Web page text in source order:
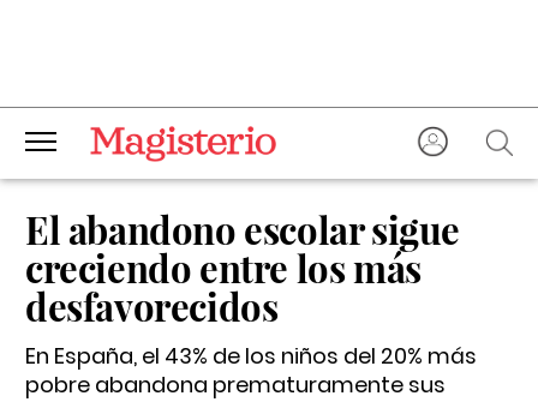
El abandono escolar sigue
creciendo entre los más
desfavorecidos
En España, el 43% de los niños del 20% más
pobre abandona prematuramente sus